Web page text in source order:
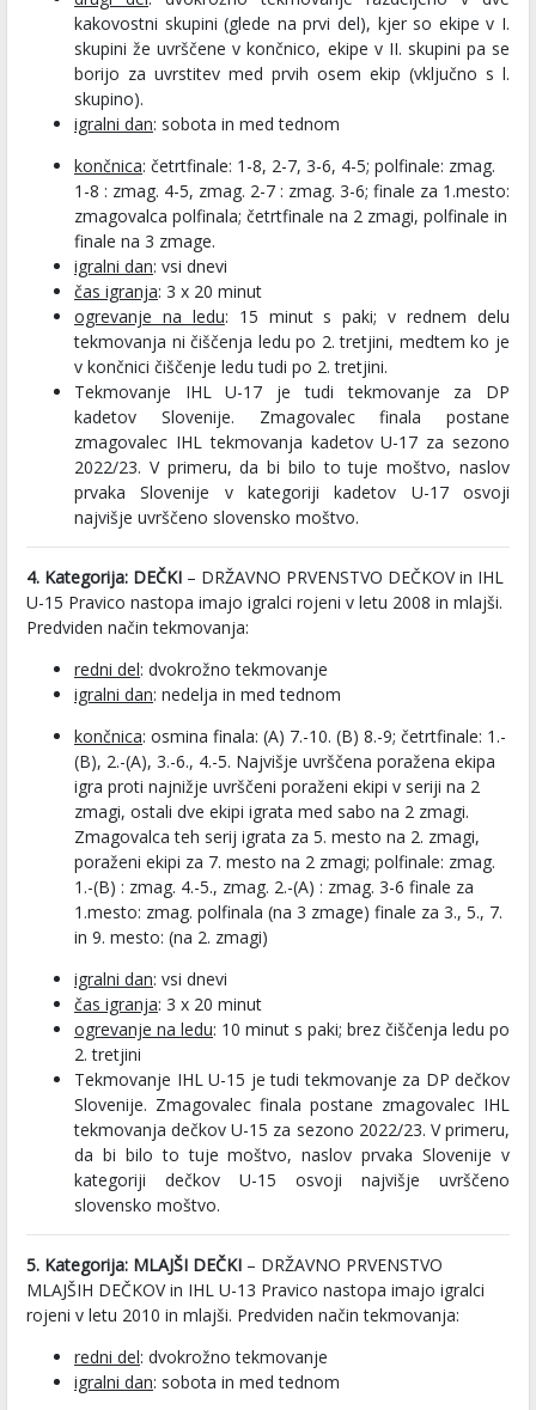
kakovostni skupini (glede na prvi del), kjer so ekipe v I.
skupini že uvrščene v končnico, ekipe v II. skupini pa se
borijo za uvrstitev med prvih osem ekip (vključno s l.
skupino).
igralni dan: sobota in med tednom
končnica: četrtfinale: 1-8, 2-7, 3-6, 4-5; polfinale: zmag.
1-8 : zmag. 4-5, zmag. 2-7 : zmag. 3-6; finale za 1.mesto:
zmagovalca polfinala; četrtfinale na 2 zmagi, polfinale in
finale na 3 zmage.
igralni dan: vsi dnevi
čas igranja: 3 x 20 minut
ogrevanje na ledu: 15 minut s paki; v rednem delu
tekmovanja ni čiščenja ledu po 2. tretjini, medtem ko je
v končnici čiščenje ledu tudi po 2. tretjini.
Tekmovanje IHL U-17 je tudi tekmovanje za DP
kadetov Slovenije. Zmagovalec finala postane
zmagovalec IHL tekmovanja kadetov U-17 za sezono
2022/23. V primeru, da bi bilo to tuje moštvo, naslov
prvaka Slovenije v kategoriji kadetov U-17 osvoji
najvišje uvrščeno slovensko moštvo.
4. Kategorija: DEČKI – DRŽAVNO PRVENSTVO DEČKOV in IHL
U-15 Pravico nastopa imajo igralci rojeni v letu 2008 in mlajši.
Predviden način tekmovanja:
redni del: dvokrožno tekmovanje
igralni dan: nedelja in med tednom
končnica: osmina finala: (A) 7.-10. (B) 8.-9; četrtfinale: 1.-
(B), 2.-(A), 3.-6., 4.-5. Najvišje uvrščena poražena ekipa
igra proti najnižje uvrščeni poraženi ekipi v seriji na 2
zmagi, ostali dve ekipi igrata med sabo na 2 zmagi.
Zmagovalca teh serij igrata za 5. mesto na 2. zmagi,
poraženi ekipi za 7. mesto na 2 zmagi; polfinale: zmag.
1.-(B) : zmag. 4.-5., zmag. 2.-(A) : zmag. 3-6 finale za
1.mesto: zmag. polfinala (na 3 zmage) finale za 3., 5., 7.
in 9. mesto: (na 2. zmagi)
igralni dan: vsi dnevi
čas igranja: 3 x 20 minut
ogrevanje na ledu: 10 minut s paki; brez čiščenja ledu po
2. tretjini
Tekmovanje IHL U-15 je tudi tekmovanje za DP dečkov
Slovenije. Zmagovalec finala postane zmagovalec IHL
tekmovanja dečkov U-15 za sezono 2022/23. V primeru,
da bi bilo to tuje moštvo, naslov prvaka Slovenije v
kategoriji dečkov U-15 osvoji najvišje uvrščeno
slovensko moštvo.
5. Kategorija: MLAJŠI DEČKI – DRŽAVNO PRVENSTVO
MLAJŠIH DEČKOV in IHL U-13 Pravico nastopa imajo igralci
rojeni v letu 2010 in mlajši. Predviden način tekmovanja:
redni del: dvokrožno tekmovanje
igralni dan: sobota in med tednom